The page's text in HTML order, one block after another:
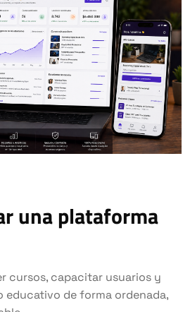
una plataforma
cursos, capacitar usuarios y
de forma ordenada,